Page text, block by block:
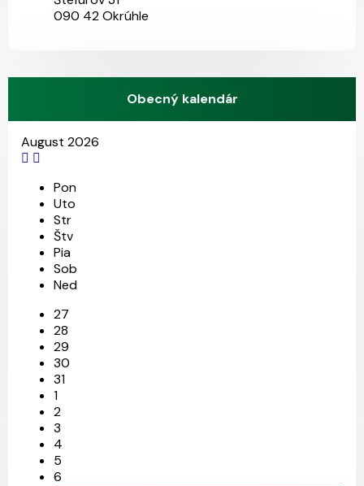
090 42 Okrúhle
Obecný kalendár
August 2026
Pon
Uto
Str
Štv
Pia
Sob
Ned
27
28
29
30
31
1
2
3
4
5
6